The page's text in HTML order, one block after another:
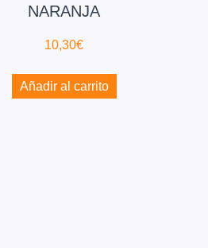
NARANJA
10,30€
Añadir al carrito